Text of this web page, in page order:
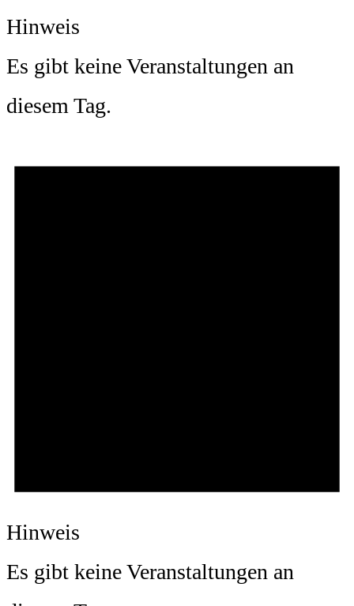
Hinweis
Es gibt keine Veranstaltungen an
diesem Tag.
Hinweis
Es gibt keine Veranstaltungen an